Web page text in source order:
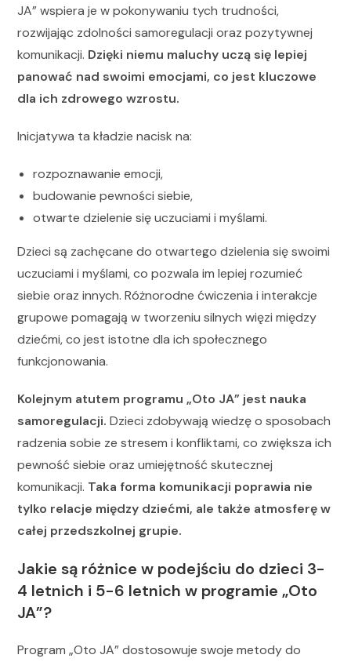
JA” wspiera je w pokonywaniu tych trudności,
rozwijając zdolności samoregulacji oraz pozytywnej
komunikacji. Dzięki niemu maluchy uczą się lepiej
panować nad swoimi emocjami, co jest kluczowe
dla ich zdrowego wzrostu.
Inicjatywa ta kładzie nacisk na:
rozpoznawanie emocji,
budowanie pewności siebie,
otwarte dzielenie się uczuciami i myślami.
Dzieci są zachęcane do otwartego dzielenia się swoimi
uczuciami i myślami, co pozwala im lepiej rozumieć
siebie oraz innych. Różnorodne ćwiczenia i interakcje
grupowe pomagają w tworzeniu silnych więzi między
dziećmi, co jest istotne dla ich społecznego
funkcjonowania.
Kolejnym atutem programu „Oto JA” jest nauka
samoregulacji. Dzieci zdobywają wiedzę o sposobach
radzenia sobie ze stresem i konfliktami, co zwiększa ich
pewność siebie oraz umiejętność skutecznej
komunikacji. Taka forma komunikacji poprawia nie
tylko relacje między dziećmi, ale także atmosferę w
całej przedszkolnej grupie.
Jakie są różnice w podejściu do dzieci 3-
4 letnich i 5-6 letnich w programie „Oto
JA”?
Program „Oto JA” dostosowuje swoje metody do